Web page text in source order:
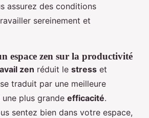
assurez des conditions
sereinement et
espace zen sur la productivité
zen réduit le stress et
traduit par une meilleure
plus grande efficacité.
sentez bien dans votre espace,